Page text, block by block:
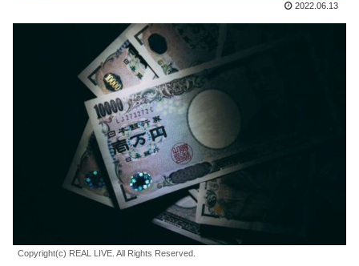
2022.06.13
Copyright(c) REAL LIVE. All Rights Reserved.